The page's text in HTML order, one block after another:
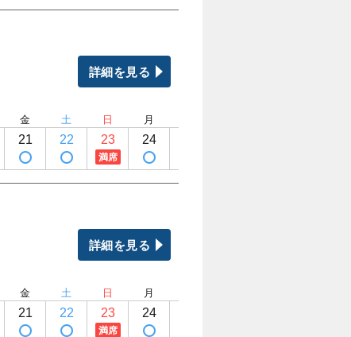
詳細を見る
金
21
土
22
日
23
満席
月
24
詳細を見る
金
21
土
22
日
23
満席
月
24